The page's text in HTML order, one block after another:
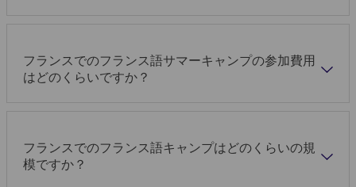
フランスでのフランス語サマーキャンプの参加費用
はどのくらいですか？
フランスでのフランス語キャンプはどのくらいの規
模ですか？